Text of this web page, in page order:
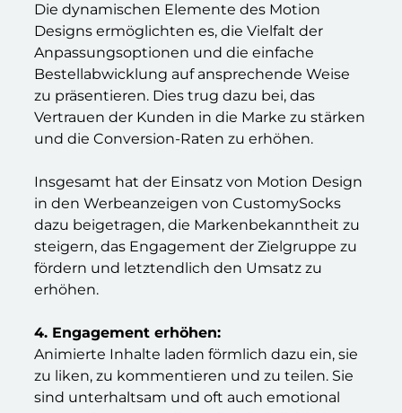
Die dynamischen Elemente des Motion
Designs ermöglichten es, die Vielfalt der
Anpassungsoptionen und die einfache
Bestellabwicklung auf ansprechende Weise
zu präsentieren. Dies trug dazu bei, das
Vertrauen der Kunden in die Marke zu stärken
und die Conversion-Raten zu erhöhen.
Insgesamt hat der Einsatz von Motion Design
in den Werbeanzeigen von CustomySocks
dazu beigetragen, die Markenbekanntheit zu
steigern, das Engagement der Zielgruppe zu
fördern und letztendlich den Umsatz zu
erhöhen.
4. Engagement erhöhen:
Animierte Inhalte laden förmlich dazu ein, sie
zu liken, zu kommentieren und zu teilen. Sie
sind unterhaltsam und oft auch emotional